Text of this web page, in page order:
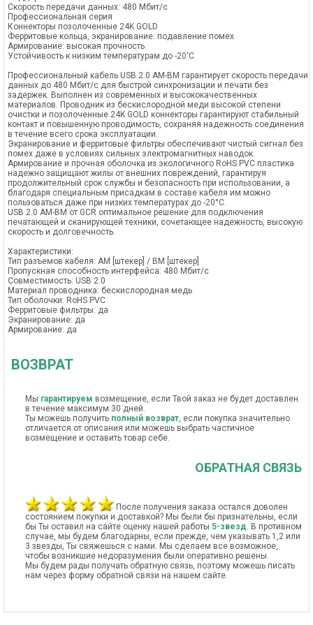
Скорость передачи данных: 480 Мбит/с
Профессиональная серия
Коннекторы позолоченные 24K GOLD
Ферритовые кольца, экранирование: подавление помех
Армирование: высокая прочность
Устойчивость к низким температурам до -20'C
Профессиональный кабель USB 2.0 AM-BM гарантирует скорость передачи
данных до 480 Мбит/с для быстрой синхронизации и печати без
задержек. Выполнен из современных и высококачественных
материалов. Проводник из бескислородной меди высокой степени
очистки и позолоченные 24K GOLD коннекторы гарантируют стабильный
контакт и повышенную проводимость, сохраняя надежность соединения
в течение всего срока эксплуатации.
Экранирование и ферритовые фильтры обеспечивают чистый сигнал без
помех даже в условиях сильных электромагнитных наводок.
Армирование и прочная оболочка из экологичного RoHS PVC пластика
надежно защищают жилы от внешних повреждений, гарантируя
продолжительный срок службы и безопасность при использовании, а
благодаря специальным присадкам в составе кабеля им можно
пользоваться даже при низких температурах до -20°C.
USB 2.0 AM-BM от GCR оптимальное решение для подключения
печатающей и сканирующей техники, сочетающее надежность, высокую
скорость и долговечность.
Характеристики:
Тип разъемов кабеля: AM [штекер] / BМ [штекер]
Пропускная способность интерфейса: 480 Мбит/с
Совместимость: USB 2.0
Материал проводника: бескислородная медь
Тип оболочки: RoHS PVC
Ферритовые фильтры: да
Экранирование: да
Армирование: да
ВОЗВРАТ
Мы гарантируем возмещение, если Твой заказ не будет доставлен
в течение максимум 30 дней.
Ты можешь получить полный возврат, если покупка значительно
отличается от описания или можешь выбрать частичное
возмещение и оставить товар себе.
ОБРАТНАЯ СВЯЗЬ
После получения заказа остался доволен
состоянием покупки и доставкой? Мы были бы признательны, если
бы Ты оставил на сайте оценку нашей работы 5-звезд. В противном
случае, мы будем благодарны, если прежде, чем указывать 1,2 или
3 звезды, Ты свяжешься с нами. Мы сделаем все возможное,
чтобы возникшие недоразумения были оперативно решены.
Мы будем рады получать обратную связь, поэтому можешь писать
нам через форму обратной связи на нашем сайте.